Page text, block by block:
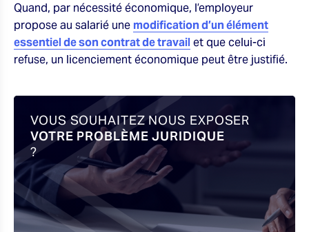
Quand, par nécessité économique, l’employeur
propose au salarié une modification d’un élément
essentiel de son contrat de travail et que celui-ci
refuse, un licenciement économique peut être justifié.
VOUS SOUHAITEZ NOUS EXPOSER
VOTRE PROBLÈME JURIDIQUE
?